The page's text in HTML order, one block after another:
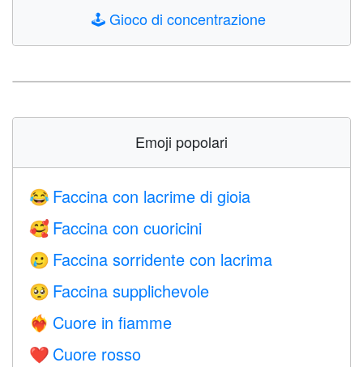
🕹️Gioco di concentrazione
Emoji popolari
😂 Faccina con lacrime di gioia
🥰 Faccina con cuoricini
🥲 Faccina sorridente con lacrima
🥺 Faccina supplichevole
❤️‍🔥 Cuore in fiamme
❤️ Cuore rosso